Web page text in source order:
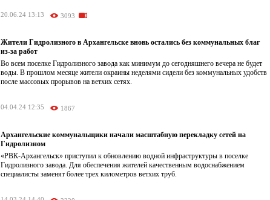
20.06.24 13:13 3093
Жители Гидролизного в Архангельске вновь остались без коммунальных благ
из-за работ
Во всем поселке Гидролизного завода как минимум до сегодняшнего вечера не будет
воды. В прошлом месяце жители окраины неделями сидели без коммунальных удобств
после массовых прорывов на ветхих сетях.
04.04.24 12:35 1867
Архангельские коммунальщики начали масштабную перекладку сетей на
Гидролизном
«РВК-Архангельск» приступил к обновлению водной инфраструктуры в поселке
Гидролизного завода. Для обеспечения жителей качественным водоснабжением
специалисты заменят более трех километров ветхих труб.